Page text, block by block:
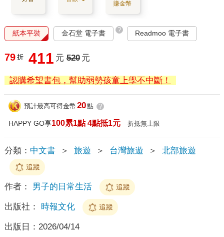
賺金幣
紙本平裝 金石堂 電子書 ? Readmoo 電子書
79 折 411 元 520 元
認購希望書包，幫助弱勢孩童上學不中斷！
預計最高可得金幣 20點 ?
HAPPY GO享100累1點 4點抵1元 折抵無上限
分類： 中文書 ＞ 旅遊 ＞ 台灣旅遊 ＞ 北部旅遊
追蹤
作者： 男子的日常生活 追蹤
出版社： 時報文化 追蹤
出版日： 2026/04/14